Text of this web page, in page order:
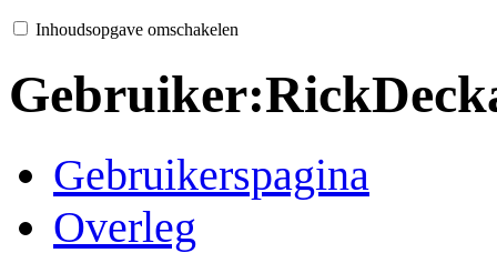
Inhoudsopgave omschakelen
Gebruiker:
Gebruikerspagina
Overleg